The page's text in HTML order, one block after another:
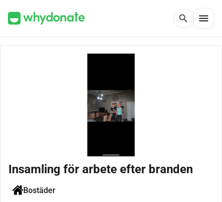
search menu
Insamling för arbete efter branden
Bostäder